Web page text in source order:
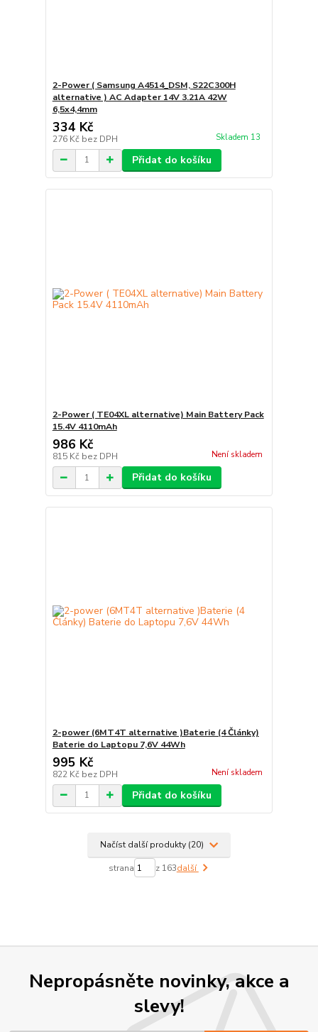
2-Power ( Samsung A4514_DSM, S22C300H
alternative ) AC Adapter 14V 3.21A 42W
6,5x4,4mm
334 Kč
276 Kč bez DPH Skladem 13
Přidat do košíku
2-Power ( TE04XL alternative) Main Battery Pack
15.4V 4110mAh
986 Kč
815 Kč bez DPH Není skladem
Přidat do košíku
2-power (6MT4T alternative )Baterie (4 Články)
Baterie do Laptopu 7,6V 44Wh
995 Kč
822 Kč bez DPH Není skladem
Přidat do košíku
Načíst další produkty (20)
strana z 163další
Nepropásněte novinky, akce a
slevy!